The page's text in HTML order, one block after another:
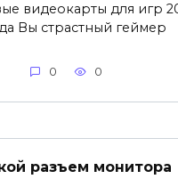
видеокарты для игр
Вы страстный геймер
0 0
разъем монитора